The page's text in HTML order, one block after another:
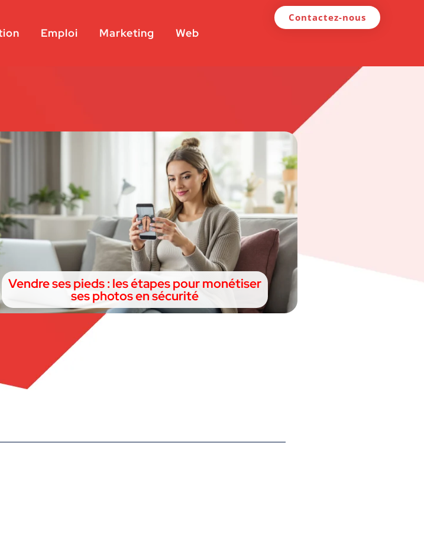
Emploi Marketing Web
Contactez-nous
Vendre ses pieds : les étapes pour monétiser
ses photos en sécurité